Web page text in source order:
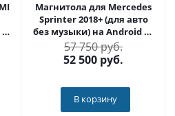
Магнитола для Mercedes
Sprinter 2018+ (для авто
без музыки) на Android 10
- Carmedia MRW-7820
57 750 руб.
52 500 руб.
В корзину